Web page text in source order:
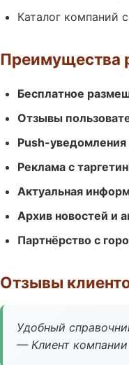
Каталог компаний
Преимущества
Бесплатное
Отзывы
Push-
Реклама с
Актуальная
Архив новостей и
Партнёрство с
Отзывы
Удобный
— Клиент компании